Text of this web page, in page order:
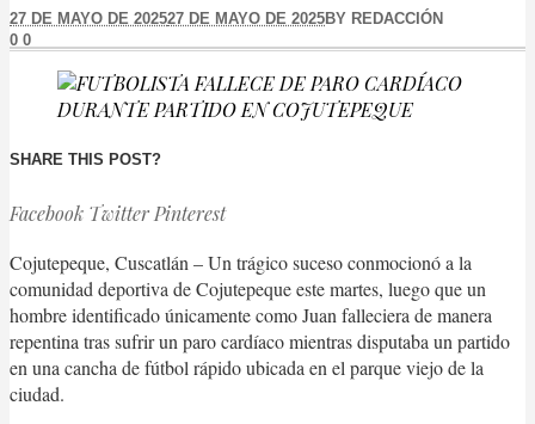
27 DE MAYO DE 202527 DE MAYO DE 2025BY REDACCIÓN
0 0
SHARE THIS POST?
Facebook Twitter Pinterest
Cojutepeque, Cuscatlán – Un trágico suceso conmocionó a la
comunidad deportiva de Cojutepeque este martes, luego que un
hombre identificado únicamente como Juan falleciera de manera
repentina tras sufrir un paro cardíaco mientras disputaba un partido
en una cancha de fútbol rápido ubicada en el parque viejo de la
ciudad.